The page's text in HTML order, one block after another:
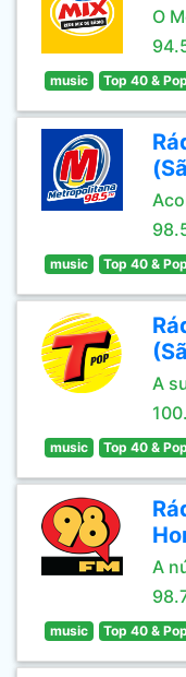
O
music Top 40 &
music Top 40 &
A
music Top 40 &
A
music Top 40 &